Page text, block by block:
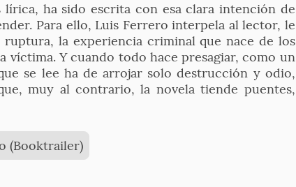
lírica, ha sido escrita con esa clara intención de
Para ello, Luis Ferrero interpela al lector, le
la experiencia criminal que nace de los
víctima. Y cuando todo hace presagiar, como un
se lee ha de arrojar solo destrucción y odio,
muy al contrario, la novela tiende puentes,
(Booktrailer)